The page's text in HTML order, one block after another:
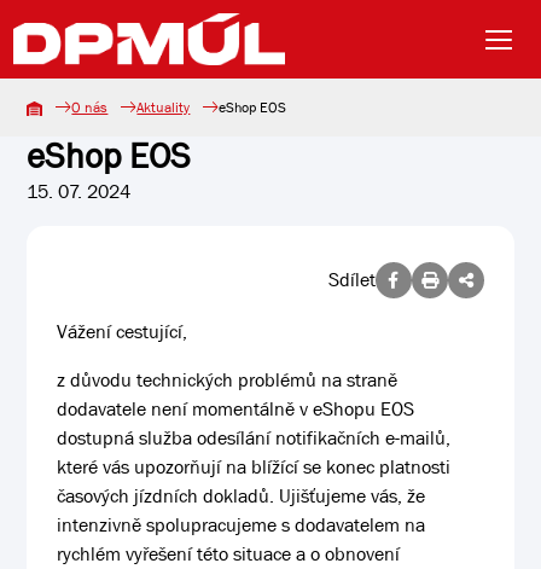
O nás Aktuality eShop EOS
eShop EOS
15. 07. 2024
Sdílet
Vážení cestující,
z důvodu technických problémů na straně
dodavatele není momentálně v eShopu EOS
dostupná služba odesílání notifikačních e-mailů,
které vás upozorňují na blížící se konec platnosti
časových jízdních dokladů. Ujišťujeme vás, že
intenzivně spolupracujeme s dodavatelem na
rychlém vyřešení této situace a o obnovení